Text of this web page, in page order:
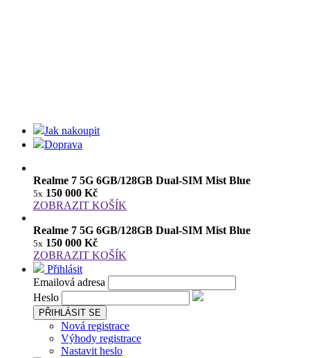
Jak nakoupit
Doprava
Realme 7 5G 6GB/128GB Dual-SIM Mist Blue
5x 150 000 Kč
ZOBRAZIT KOŠÍK
Realme 7 5G 6GB/128GB Dual-SIM Mist Blue
5x 150 000 Kč
ZOBRAZIT KOŠÍK
Přihlásit
Emailová adresa
Heslo
PŘIHLÁSIT SE
Nová registrace
Výhody registrace
Nastavit heslo